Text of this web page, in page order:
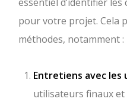
pour votre projet. Cela
méthodes, notamment :
Entretiens avec
utilisateurs finaux